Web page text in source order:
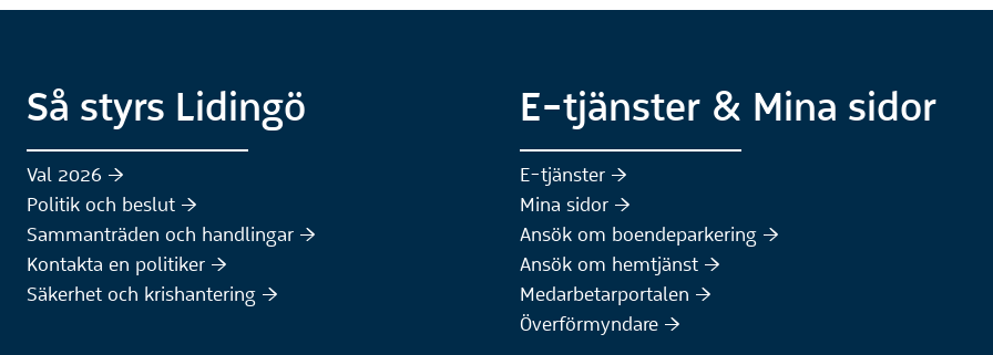
Så styrs Lidingö
Val 2026 :höger:
Politik och beslut :höger:
Sammanträden och handlingar :höger:
Kontakta en politiker :höger:
Säkerhet och krishantering :höger:
E-tjänster & Mina sidor
E-tjänster :höger:
Mina sidor :höger:
Ansök om boendeparkering :höger:
Ansök om hemtjänst :höger:
Medarbetarportalen :höger:
Överförmyndare :höger: